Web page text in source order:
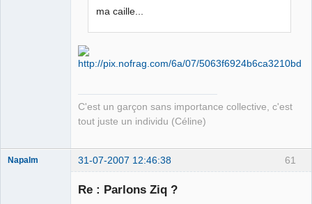
ma caille...
C'est un garçon sans importance collective, c'est
tout juste un individu (Céline)
61
Napalm 31-07-2007 12:46:38
Re : Parlons Ziq ?